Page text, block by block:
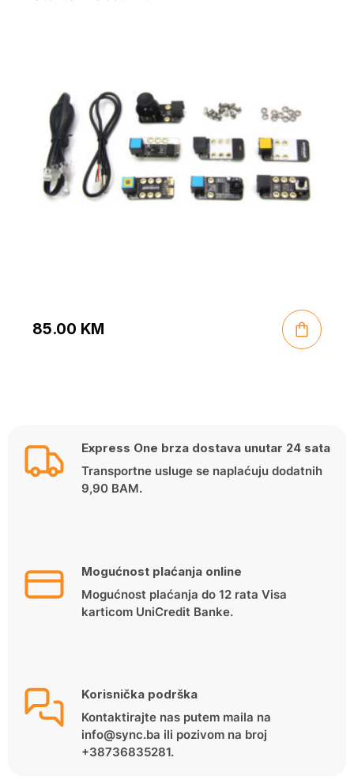
85.00 KM
Express One brza dostava unutar 24 sata
Transportne usluge se naplaćuju dodatnih
9,90 BAM.
Mogućnost plaćanja online
Mogućnost plaćanja do 12 rata Visa
karticom UniCredit Banke.
Korisnička podrška
Kontaktirajte nas putem maila na
info@sync.ba ili pozivom na broj
+38736835281.